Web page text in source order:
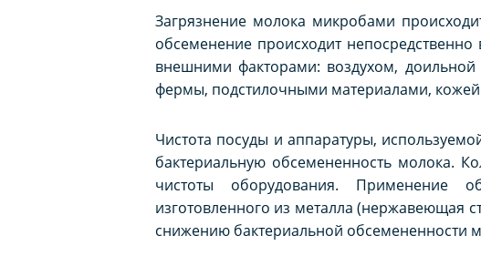
Загрязнение молока микробами
обсеменение происходит
внешними факторами: воздухом,
фермы, подстилочными материалами,
Чистота посуды и аппаратуры,
бактериальную обсемененность молока.
чистоты оборудования. Применение
изготовленного из металла (нержавеющая
снижению бактериальной обсемененности